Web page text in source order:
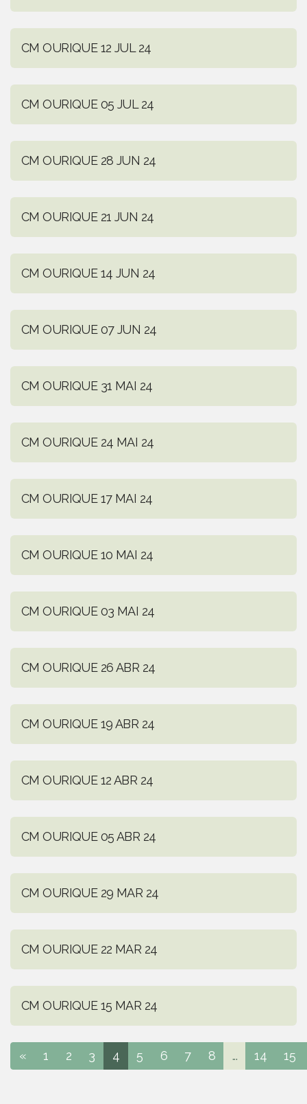
CM OURIQUE 12 JUL 24
CM OURIQUE 05 JUL 24
CM OURIQUE 28 JUN 24
CM OURIQUE 21 JUN 24
CM OURIQUE 14 JUN 24
CM OURIQUE 07 JUN 24
CM OURIQUE 31 MAI 24
CM OURIQUE 24 MAI 24
CM OURIQUE 17 MAI 24
CM OURIQUE 10 MAI 24
CM OURIQUE 03 MAI 24
CM OURIQUE 26 ABR 24
CM OURIQUE 19 ABR 24
CM OURIQUE 12 ABR 24
CM OURIQUE 05 ABR 24
CM OURIQUE 29 MAR 24
CM OURIQUE 22 MAR 24
CM OURIQUE 15 MAR 24
« 1 2 3 4 5 6 7 8 ... 14 15